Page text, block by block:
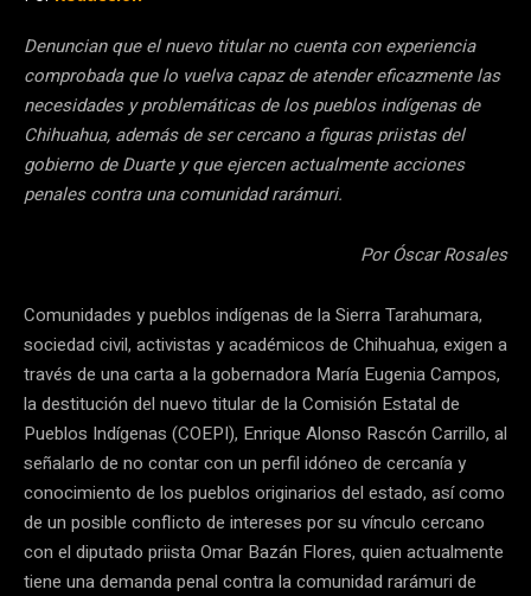
Denuncian que el nuevo titular no cuenta con experiencia
comprobada que lo vuelva capaz de atender eficazmente las
necesidades y problemáticas de los pueblos indígenas de
Chihuahua, además de ser cercano a figuras priistas del
gobierno de Duarte y que ejercen actualmente acciones
penales contra una comunidad rarámuri.
Por Óscar Rosales
Comunidades y pueblos indígenas de la Sierra Tarahumara,
sociedad civil, activistas y académicos de Chihuahua, exigen a
través de una carta a la gobernadora María Eugenia Campos,
la destitución del nuevo titular de la Comisión Estatal de
Pueblos Indígenas (COEPI), Enrique Alonso Rascón Carrillo, al
señalarlo de no contar con un perfil idóneo de cercanía y
conocimiento de los pueblos originarios del estado, así como
de un posible conflicto de intereses por su vínculo cercano
con el diputado priista Omar Bazán Flores, quien actualmente
tiene una demanda penal contra la comunidad rarámuri de